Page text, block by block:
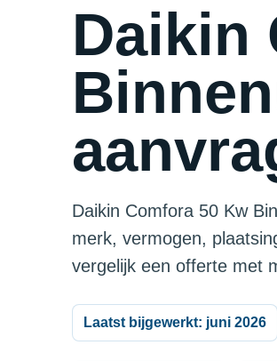
Daikin
Daikin Comfora 50 Kw
merk, vermogen,
vergelijk een offerte met
Laatst bijgewerkt: juni 2026